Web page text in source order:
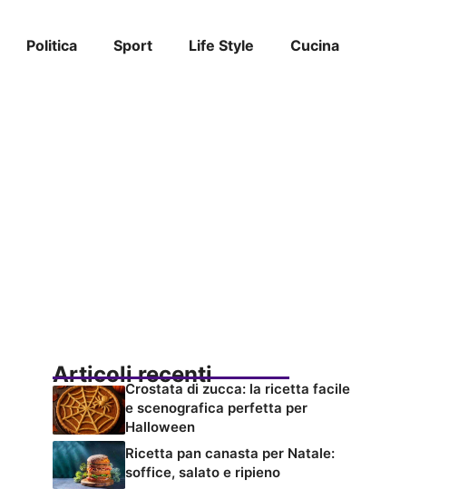
Politica Sport Life Style Cucina
Articoli recenti
Crostata di zucca: la ricetta facile
e scenografica perfetta per
Halloween
Ricetta pan canasta per Natale:
soffice, salato e ripieno